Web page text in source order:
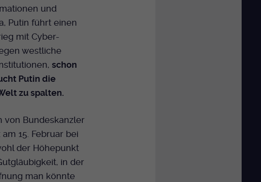
und
Putin führt einen
mit Cyber-
westliche
schon
Putin die
zu spalten.
von Bundeskanzler
15. Februar bei
der Höhepunkt
in der
man könnte